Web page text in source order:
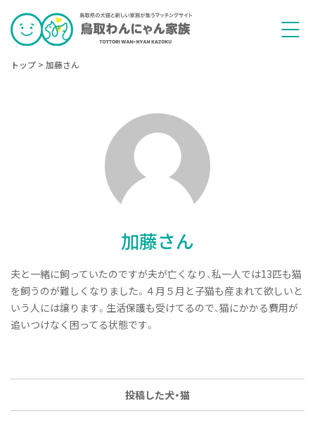
トップ > 加藤さん
加藤さん
夫と一緒に飼っていたのですが夫が亡くなり、私一人では13匹も猫
を飼うのが難しくなりました。４月５月と子猫も産まれて欲しいと
いう人には譲ります。生活保護も受けてるので、猫にかかる費用が
追いつけなく困ってる状態です。
投稿した犬・猫